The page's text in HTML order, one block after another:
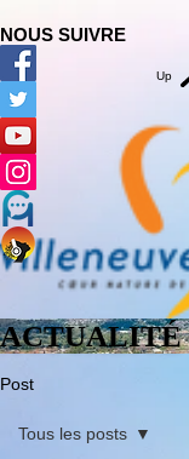
NOUS SUIVRE
Up
ACTUALITÉ
Post
Tous les posts